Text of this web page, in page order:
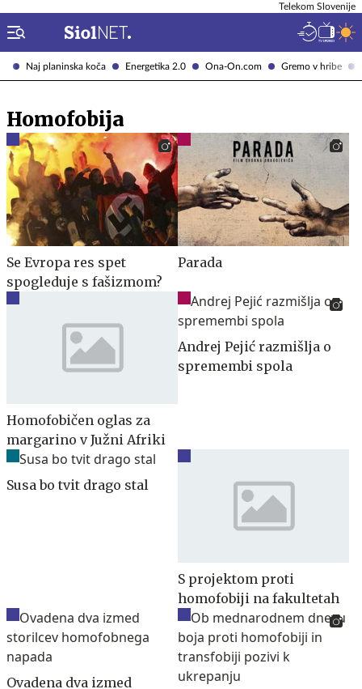
Naj planinska koča Energetika 2.0 Ona-On.com Gremo v hribe
Telekom Slovenije
Homofobija
Se Evropa res spet
spogleduje s fašizmom?
Parada
Homofobičen oglas za
margarino v Južni Afriki
Andrej Pejić razmišlja o
spremembi spola
Susa bo tvit drago stal
S projektom proti
homofobiji na fakultetah
Ovadena dva izmed